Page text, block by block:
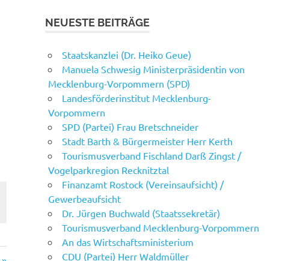
NEUESTE BEITRÄGE
Staatskanzlei (Dr. Heiko Geue)
Manuela Schwesig Ministerpräsidentin von
Mecklenburg-Vorpommern (SPD)
Landesförderinstitut Mecklenburg-
Vorpommern
SPD (Partei) Frau Bretschneider
Stadt Barth & Bürgermeister Herr Kerth
Tourismusverband Fischland Darß Zingst /
Vogelparkregion Recknitztal
Finanzamt Rostock (Vereinsaufsicht) /
Gewerbeaufsicht
Dr. Jürgen Buchwald (Staatssekretär)
Tourismusverband Mecklenburg-Vorpommern
An das Wirtschaftsministerium
CDU (Partei) Herr Waldmüller